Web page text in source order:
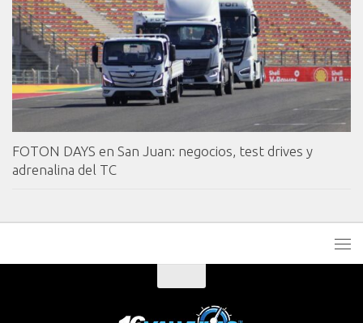
FOTON DAYS en San Juan: negocios, test drives y
adrenalina del TC